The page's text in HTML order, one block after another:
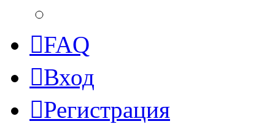
FAQ
Вход
Регистрация